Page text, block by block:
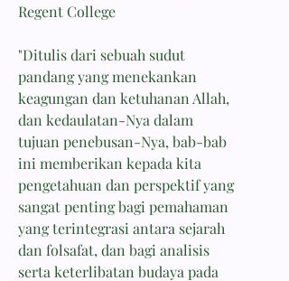
Regent College
"Ditulis dari sebuah sudut
pandang yang menekankan
keagungan dan ketuhanan Allah,
dan kedaulatan-Nya dalam
tujuan penebusan-Nya, bab-bab
ini memberikan kepada kita
pengetahuan dan perspektif yang
sangat penting bagi pemahaman
yang terintegrasi antara sejarah
dan folsafat, dan bagi analisis
serta keterlibatan budaya pada